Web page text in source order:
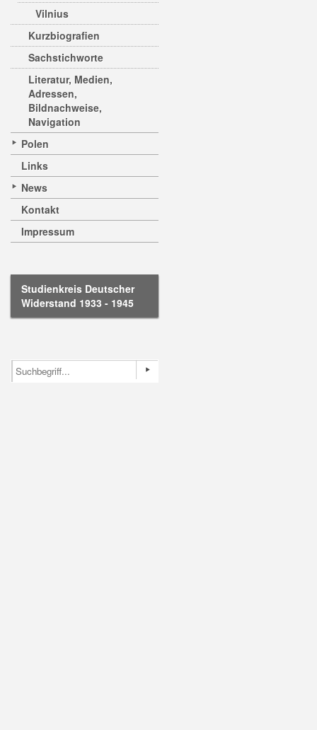
Vilnius
Kurzbiografien
Sachstichworte
Literatur, Medien,
Adressen,
Bildnachweise,
Navigation
Polen
Links
News
Kontakt
Impressum
Studienkreis Deutscher
Widerstand 1933 - 1945